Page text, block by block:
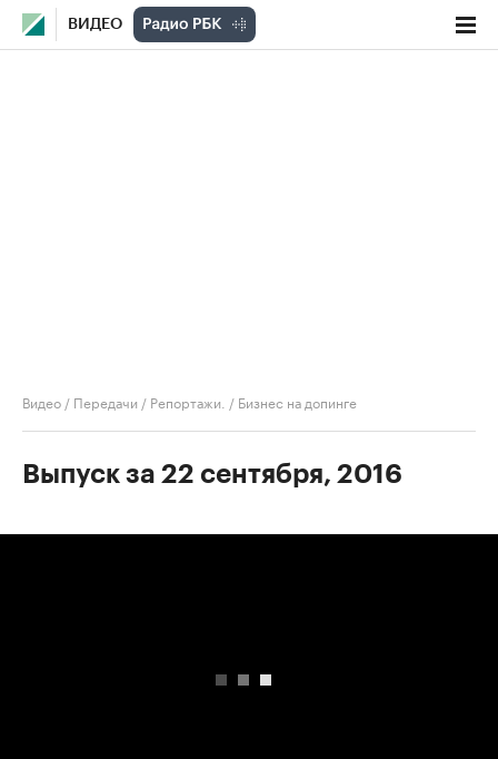
ВИДЕО
Видео / Передачи / Репортажи. / Бизнес на допинге
Выпуск за 22 сентября, 2016